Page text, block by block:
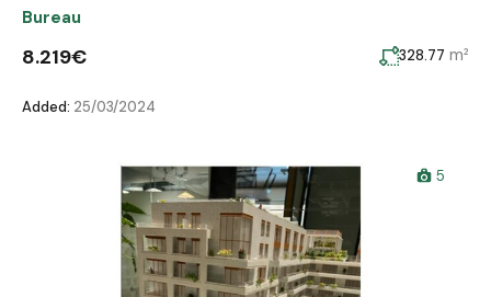
Bureau
8.219€ 328.77 m²
Added: 25/03/2024
5